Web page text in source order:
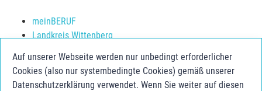
Auf unserer Webseite werden nur unbedingt erforderlicher
Cookies (also nur systembedingte Cookies) gemäß unserer
Datenschutzerklärung verwendet. Wenn Sie weiter auf diesen
meinBERUF
Landkreis Wittenberg
Jugendberufsagentur Anhalt-Bitterfeld
Jugend.Berufs.Zentrum Dessau-Roßlau